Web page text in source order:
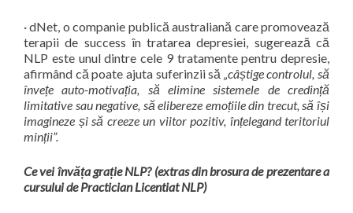
· dNet, o companie publică australiană care promovează
terapii de success în tratarea depresiei, sugerează că
NLP este unul dintre cele 9 tratamente pentru depresie,
afirmând că poate ajuta suferinzii să „câștige controlul, să
învețe auto-motivația, să elimine sistemele de credință
limitative sau negative, să elibereze emoțiile din trecut, să își
imagineze și să creeze un viitor pozitiv, înțelegand teritoriul
minții”.
Ce vei învăța grație NLP? (extras din brosura de prezentare a
cursului de Practician Licentiat NLP)